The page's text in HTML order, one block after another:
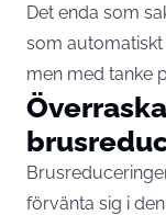
Det enda som
som
men med tanke
förvänta sig i